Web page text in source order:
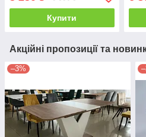
Купити
Акційні пропозиції та
–3%